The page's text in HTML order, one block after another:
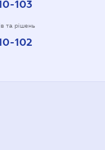
103
та рішень
102